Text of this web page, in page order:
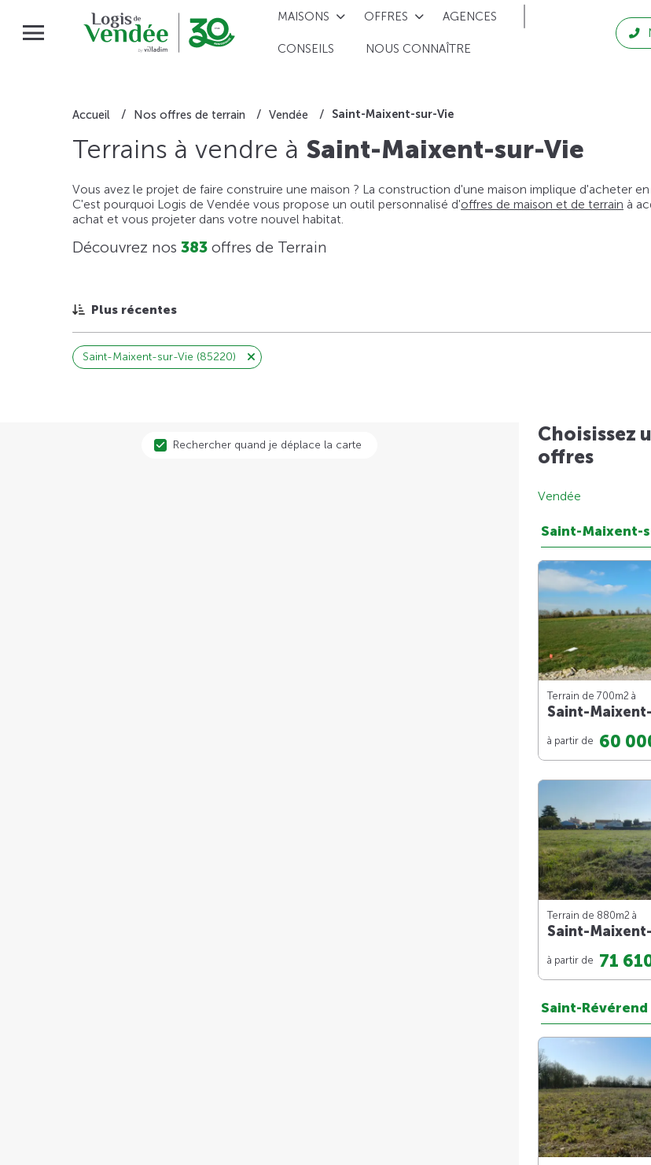
MAISONS OFFRES AGENCES
CONSEILS NOUS CONNAÎTRE
Accueil Nos offres de terrain Vendée Saint-Maixent-sur-Vie
Terrains à vendre à Saint-Maixent-sur-Vie
Vous avez le projet de faire construire une maison ? La construction d'une maison implique d'acheter
C'est pourquoi Logis de Vendée vous propose un outil personnalisé d'offres de maison et de terrain à
achat et vous projeter dans votre nouvel habitat.
Découvrez nos 383 offres de Terrain
Plus récentes
Saint-Maixent-sur-Vie (85220)
Rechercher quand je déplace la carte
Choisissez
offres
Vendée
Saint-Maixent-
Terrain de 700m2 à
Saint-
à partir de 60
Terrain de 880m2 à
Saint-
à partir de 71
Saint-Révérend